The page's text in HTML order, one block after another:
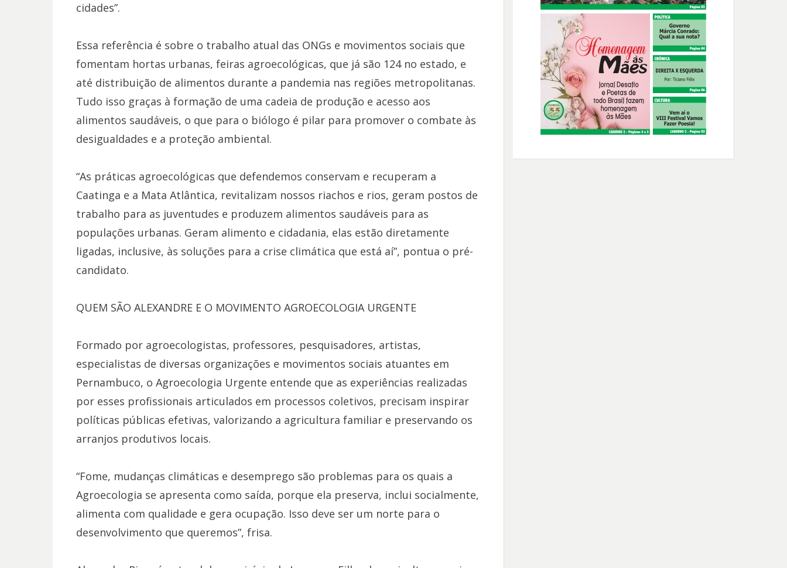
cidades”.
Essa referência é sobre o trabalho atual das ONGs e movimentos sociais que
fomentam hortas urbanas, feiras agroecológicas, que já são 124 no estado, e
até distribuição de alimentos durante a pandemia nas regiões metropolitanas.
Tudo isso graças à formação de uma cadeia de produção e acesso aos
alimentos saudáveis, o que para o biólogo é pilar para promover o combate às
desigualdades e a proteção ambiental.
“As práticas agroecológicas que defendemos conservam e recuperam a
Caatinga e a Mata Atlântica, revitalizam nossos riachos e rios, geram postos de
trabalho para as juventudes e produzem alimentos saudáveis para as
populações urbanas. Geram alimento e cidadania, elas estão diretamente
ligadas, inclusive, às soluções para a crise climática que está aí”, pontua o pré-
candidato.
QUEM SÃO ALEXANDRE E O MOVIMENTO AGROECOLOGIA URGENTE
Formado por agroecologistas, professores, pesquisadores, artistas,
especialistas de diversas organizações e movimentos sociais atuantes em
Pernambuco, o Agroecologia Urgente entende que as experiências realizadas
por esses profissionais articulados em processos coletivos, precisam inspirar
políticas públicas efetivas, valorizando a agricultura familiar e preservando os
arranjos produtivos locais.
“Fome, mudanças climáticas e desemprego são problemas para os quais a
Agroecologia se apresenta como saída, porque ela preserva, inclui socialmente,
alimenta com qualidade e gera ocupação. Isso deve ser um norte para o
desenvolvimento que queremos”, frisa.